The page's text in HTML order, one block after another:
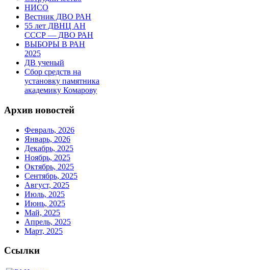
НИСО
Вестник ДВО РАН
55 лет ДВНЦ АН
СССР — ДВО РАН
ВЫБОРЫ В РАН
2025
ДВ ученый
Сбор средств на
установку памятника
академику Комарову
Архив новостей
Февраль, 2026
Январь, 2026
Декабрь, 2025
Ноябрь, 2025
Октябрь, 2025
Сентябрь, 2025
Август, 2025
Июль, 2025
Июнь, 2025
Май, 2025
Апрель, 2025
Март, 2025
Ссылки